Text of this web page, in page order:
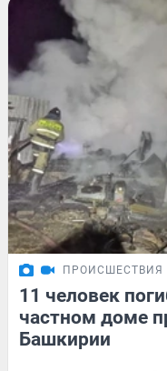
ПРОИСШЕСТВИЯ
11 человек
частном доме
Башкирии